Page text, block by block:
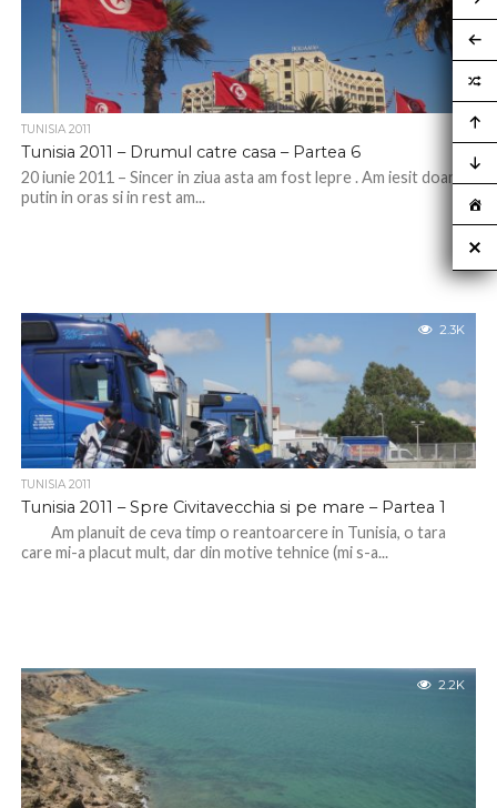
TUNISIA 2011
Tunisia 2011 – Drumul catre casa – Partea 6
20 iunie 2011 – Sincer in ziua asta am fost lepre . Am iesit doar
putin in oras si in rest am...
2.3K
TUNISIA 2011
Tunisia 2011 – Spre Civitavecchia si pe mare – Partea 1
Am planuit de ceva timp o reantoarcere in Tunisia, o tara
care mi-a placut mult, dar din motive tehnice (mi s-a...
2.2K